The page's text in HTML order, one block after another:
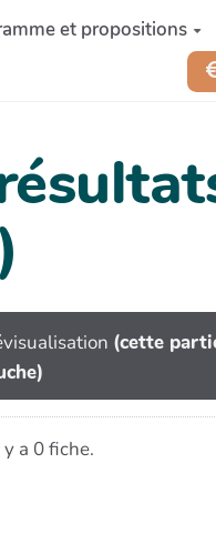
et propositions
(cette